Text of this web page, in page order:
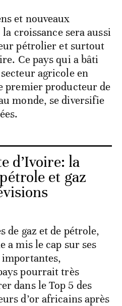
et nouveaux
croissance sera aussi
pétrolier et surtout
Ce pays qui a bâti
agricole en
premier producteur de
monde, se diversifie
d’Ivoire: la
et gaz
de gaz et de pétrole,
a mis le cap sur ses
pourrait très
dans le Top 5 des
d’or africains après